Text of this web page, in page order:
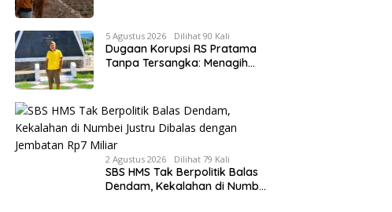
Modal
5 Agustus 2026 Dilihat 90 Kali
Dugaan Korupsi RS Pratama
Tanpa Tersangka: Menagih
2 Agustus 2026 Dilihat 79 Kali
SBS HMS Tak Berpolitik Balas
Dendam, Kekalahan di Numbei